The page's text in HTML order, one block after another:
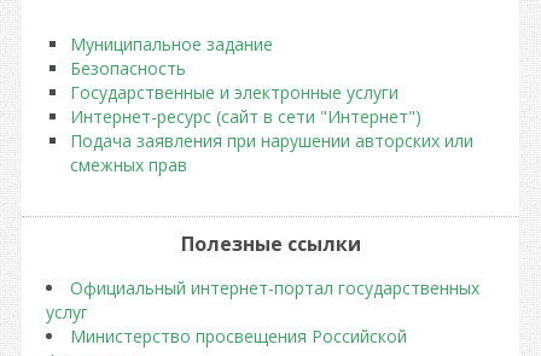
Муниципальное задание
Безопасность
Государственные и электронные услуги
Интернет-ресурс (сайт в сети "Интернет")
Подача заявления при нарушении авторских или
смежных прав
Полезные ссылки
Официальный интернет-портал государственных
услуг
Министерство просвещения Российской